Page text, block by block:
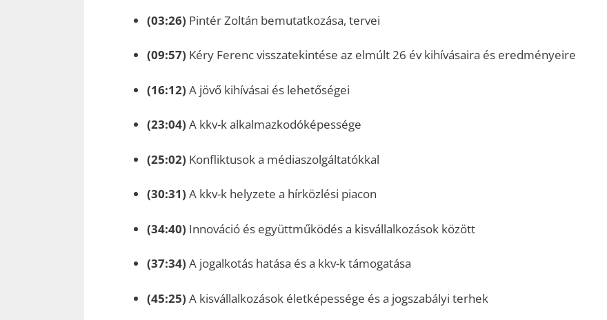
(03:26) Pintér Zoltán bemutatkozása, tervei
(09:57) Kéry Ferenc visszatekintése az elmúlt 26 év kihívásaira és eredményeire
(16:12) A jövő kihívásai és lehetőségei
(23:04) A kkv-k alkalmazkodóképessége
(25:02) Konfliktusok a médiaszolgáltatókkal
(30:31) A kkv-k helyzete a hírközlési piacon
(34:40) Innováció és együttműködés a kisvállalkozások között
(37:34) A jogalkotás hatása és a kkv-k támogatása
(45:25) A kisvállalkozások életképessége és a jogszabályi terhek